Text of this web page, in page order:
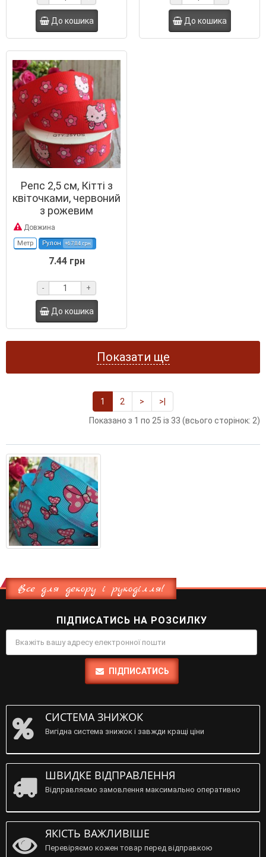
До кошика До кошика
Репс 2,5 см, Кітті з
квіточками, червоний
з рожевим
Довжина
Метр Рулон +67.84 грн
7.44 грн
- +
До кошика
Показати ще
1 2 >
>|
Показано з 1 по 25 із 33 (всього сторінок: 2)
Все для декору і рукоділля!
ПІДПИСАТИСЬ НА РОЗСИЛКУ
ПІДПИСАТИСЬ
СИСТЕМА ЗНИЖОК
Вигідна система знижок і завжди кращі ціни
ШВИДКЕ ВІДПРАВЛЕННЯ
Відправляємо замовлення максимально оперативно
ЯКІСТЬ ВАЖЛИВІШЕ
Перевіряємо кожен товар перед відправкою